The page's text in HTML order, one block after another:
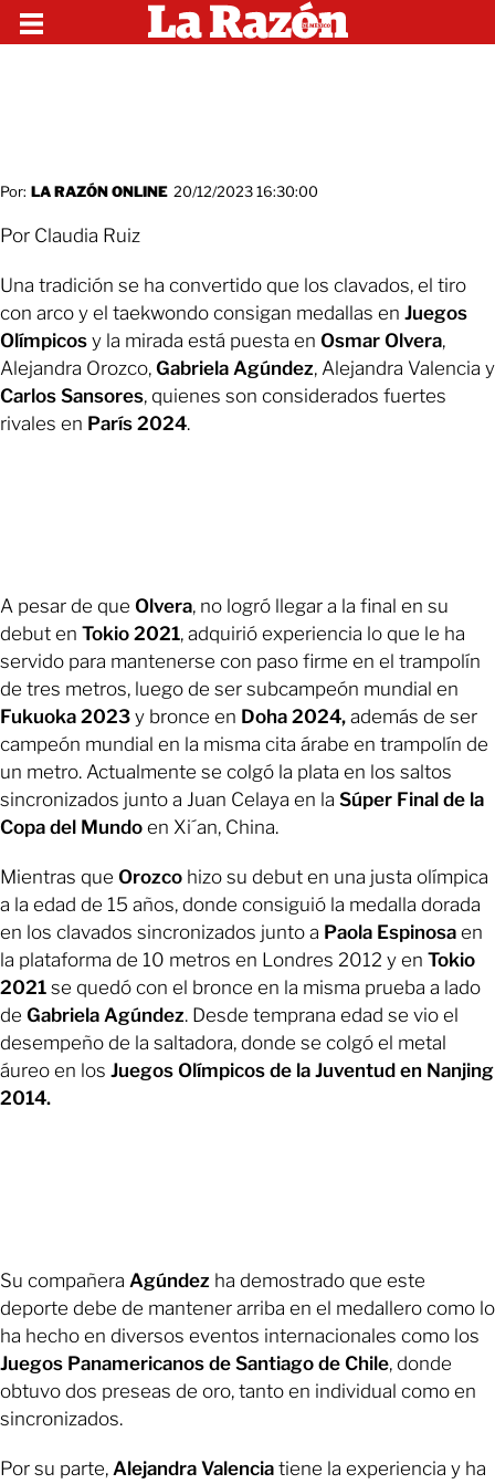
Por: LA RAZÓN ONLINE 20/12/2023 16:30:00
Por Claudia Ruiz
Una tradición se ha convertido que los clavados, el tiro
con arco y el taekwondo consigan medallas en Juegos
Olímpicos y la mirada está puesta en Osmar Olvera,
Alejandra Orozco, Gabriela Agúndez, Alejandra Valencia y
Carlos Sansores, quienes son considerados fuertes
rivales en París 2024.
A pesar de que Olvera, no logró llegar a la final en su
debut en Tokio 2021, adquirió experiencia lo que le ha
servido para mantenerse con paso firme en el trampolín
de tres metros, luego de ser subcampeón mundial en
Fukuoka 2023 y bronce en Doha 2024, además de ser
campeón mundial en la misma cita árabe en trampolín de
un metro. Actualmente se colgó la plata en los saltos
sincronizados junto a Juan Celaya en la Súper Final de la
Copa del Mundo en Xi´an, China.
Mientras que Orozco hizo su debut en una justa olímpica
a la edad de 15 años, donde consiguió la medalla dorada
en los clavados sincronizados junto a Paola Espinosa en
la plataforma de 10 metros en Londres 2012 y en Tokio
2021 se quedó con el bronce en la misma prueba a lado
de Gabriela Agúndez. Desde temprana edad se vio el
desempeño de la saltadora, donde se colgó el metal
áureo en los Juegos Olímpicos de la Juventud en Nanjing
2014.
Su compañera Agúndez ha demostrado que este
deporte debe de mantener arriba en el medallero como lo
ha hecho en diversos eventos internacionales como los
Juegos Panamericanos de Santiago de Chile, donde
obtuvo dos preseas de oro, tanto en individual como en
sincronizados.
Por su parte, Alejandra Valencia tiene la experiencia y ha